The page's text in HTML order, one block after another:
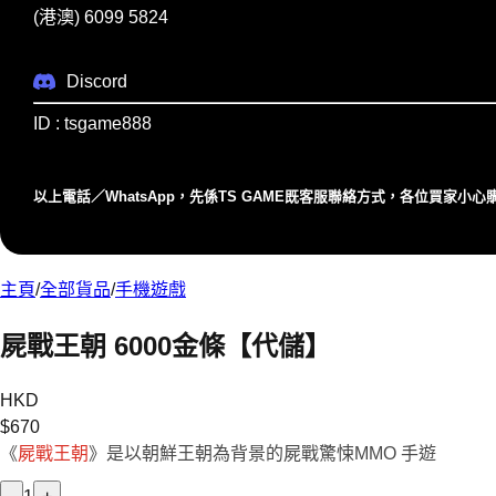
(港澳) 6099 5824
Discord
ID : tsgame888
以上電話／WhatsApp，先係TS GAME既客服聯絡⽅式，各位買家⼩⼼
主頁/全部貨品/手機遊戲
屍戰王朝 6000金條【代儲】
HKD
$670
《屍戰王朝》是以朝鮮王朝為背景的屍戰驚悚MMO 手遊